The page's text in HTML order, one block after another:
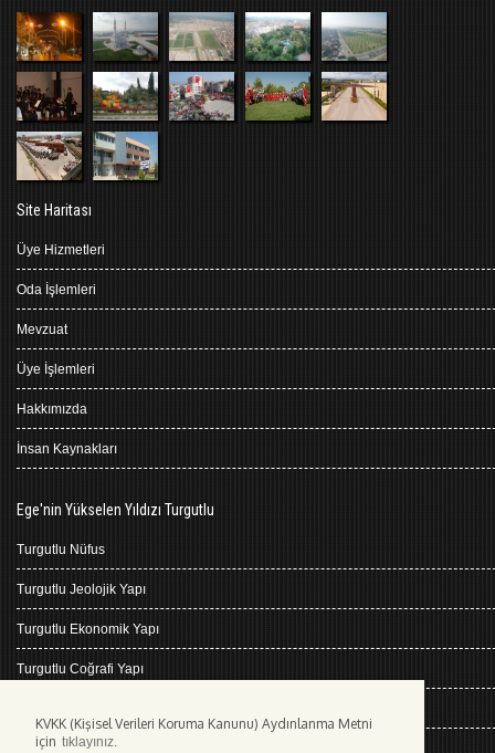
KVKK (Kişisel Verileri Koruma Kanunu) Aydınlanma Metni
için tıklayınız.
Site Haritası
Üye Hizmetleri
Oda İşlemleri
Mevzuat
Üye İşlemleri
Hakkımızda
İnsan Kaynakları
Ege'nin Yükselen Yıldızı Turgutlu
Turgutlu Nüfus
Turgutlu Jeolojik Yapı
Turgutlu Ekonomik Yapı
Turgutlu Coğrafi Yapı
Turgutlu İklimi